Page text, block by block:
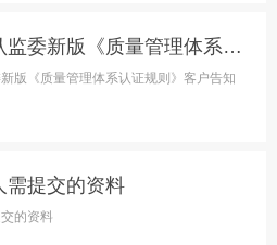
关于国家认监委新版《质量管理体系认证规则》客户告知函
版《质量管理体系认证规则》客户告知
需提交的资料
的资料